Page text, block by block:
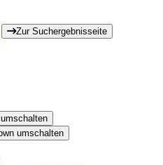
Zur Suchergebnisseite
umschalten